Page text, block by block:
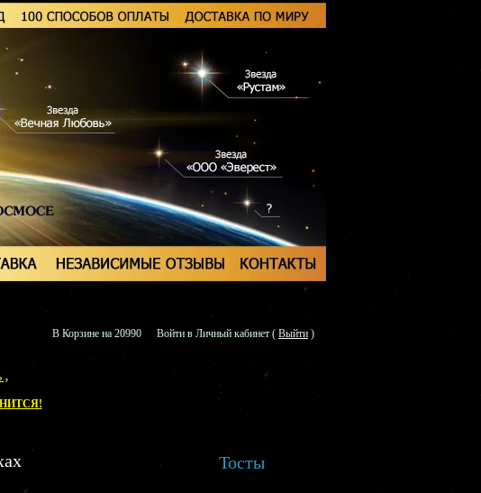
В Корзине на 20990 Войти в Личный кабинет ( Выйти )
,
Тосты